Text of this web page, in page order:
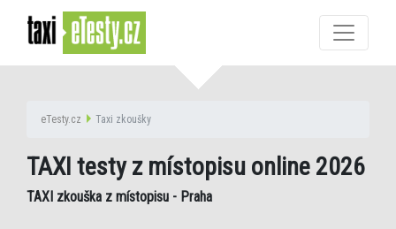
eTesty.cz Taxi zkoušky
TAXI testy z místopisu online 2026
TAXI zkouška z místopisu - Praha